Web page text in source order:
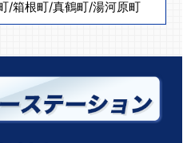
/箱根町/真鶴町/湯河原町